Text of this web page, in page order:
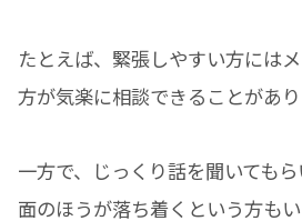
たとえば、緊張しやすい方には
方が気楽に相談できることがあり
一方で、じっくり話を聞いても
面のほうが落ち着くという方もい